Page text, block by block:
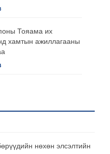
Тояама их
хамтын ажиллагааны
нөхөн элсэлтийн